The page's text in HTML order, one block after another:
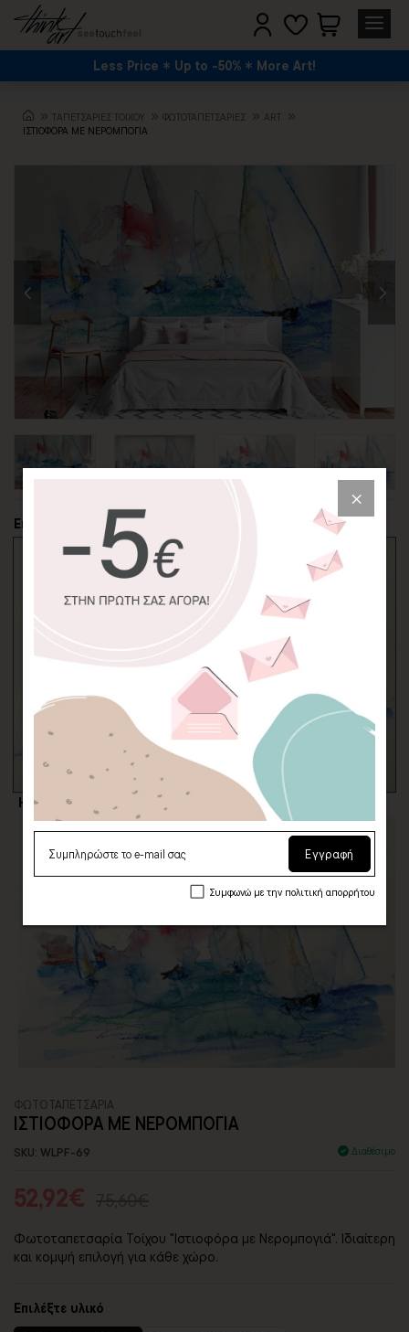
Less Price Up to -50% More Art!
TΑΠΕΤΣΑΡΙΕΣ ΤΟΙΧΟΥ ΦΩΤΟΤΑΠΕΤΣΑΡΙΕΣ
ART
ΙΣΤΙΟΦΟΡΑ ΜΕ ΝΕΡΟΜΠΟΓΙΑ
Επιλέξτε την περικοπή της φωτογραφίας
Η επιλογή σας
ΦΩΤΟΤΑΠΕΤΣΑΡΙA
ΙΣΤΙΟΦΟΡΑ ΜΕ ΝΕΡΟΜΠΟΓΙΑ
SKU: WLPF-69 Διαθέσιμο
52,92€
Φωτοταπετσαρία Τοίχου "Ιστιοφόρα με Νερομπογιά". Ιδιαίτερη
και κομψή επιλογή για κάθε χώρο.
Επιλέξτε υλικό
Εγγραφή
Συμφωνώ με την πολιτική απορρήτου